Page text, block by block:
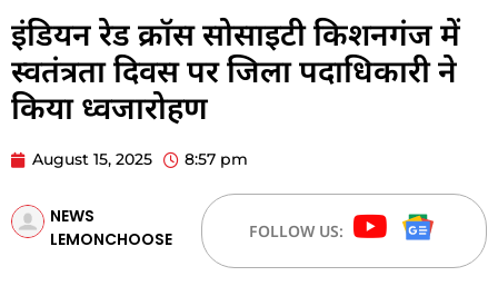
इंडियन रेड क्रॉस सोसाइटी किशनगंज में
स्वतंत्रता दिवस पर जिला पदाधिकारी ने
किया ध्वजारोहण
August 15, 2025 8:57 pm
NEWS
LEMONCHOOSE
FOLLOW US: